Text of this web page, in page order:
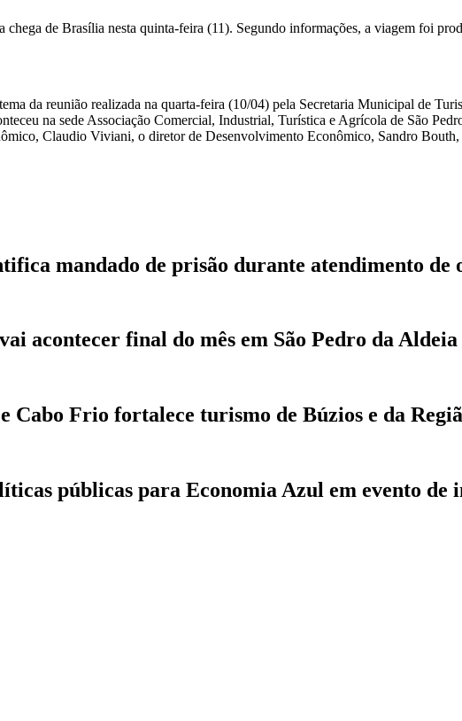
de Brasília nesta quinta-feira (11). Segundo informações, a viagem foi
da reunião realizada na quarta-feira (10/04) pela Secretaria Municipal de
na sede Associação Comercial, Industrial, Turística e Agrícola de São
Claudio Viviani, o diretor de Desenvolvimento Econômico, Sandro
mandado de prisão durante atendimento de
acontecer final do mês em São Pedro da Aldeia
Frio fortalece turismo de Búzios e da
públicas para Economia Azul em evento de